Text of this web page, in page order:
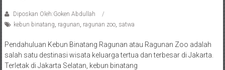
Diposkan Oleh:Goken Abdullah
kebun binatang ragunan ragunan zoo, satwa
Pendahuluan Kebun Binatang Ragunan atau Ragunan Zoo adalah
salah satu destinasi wisata keluarga tertua dan terbesar di Jakarta.
Terletak di Jakarta Selatan, kebun binatang